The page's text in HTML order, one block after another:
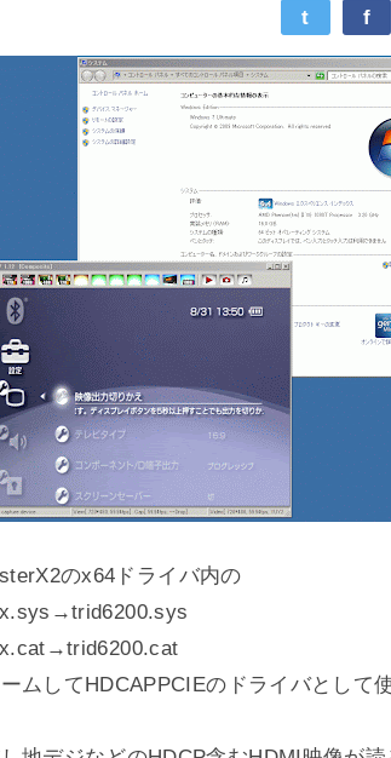
t f
のx64ドライバ内の
ームしてHDCAPPCIEのドライバとして